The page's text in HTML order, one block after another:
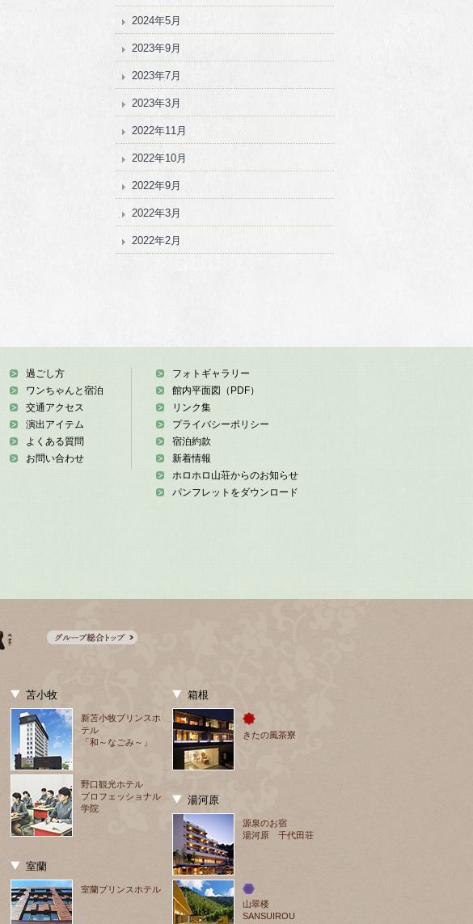
2024年5月
2023年9月
2023年7月
2023年3月
2022年11月
2022年10月
2022年9月
2022年3月
2022年2月
過ごし方
ワンちゃんと宿泊
交通アクセス
演出アイテム
よくある質問
お問い合わせ
フォトギャラリー
館内平面図（PDF）
リンク集
プライバシーポリシー
宿泊約款
新着情報
ホロホロ山荘からのお知らせ
パンフレットをダウンロード
苫小牧
新苫小牧プリンスホ
テル
「和～なごみ～」
野口観光ホテル
プロフェッショナル
学院
室蘭
室蘭プリンスホテル
箱根
きたの風茶寮
湯河原
源泉のお宿
湯河原 千代田荘
山翠楼
SANSUIROU